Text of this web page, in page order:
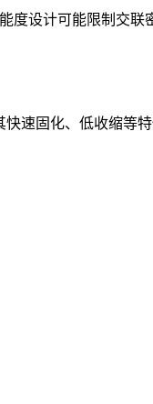
度设计可能限制交联
速固化、低收缩等